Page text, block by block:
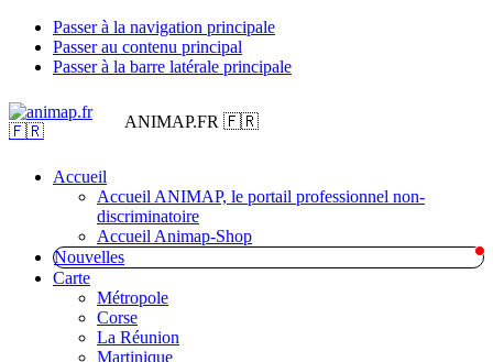
Passer à la navigation principale
Passer au contenu principal
Passer à la barre latérale principale
ANIMAP.FR 🇫🇷
Accueil
Accueil ANIMAP, le portail professionnel non-
discriminatoire
Accueil Animap-Shop
Nouvelles
Carte
Métropole
Corse
La Réunion
Martinique